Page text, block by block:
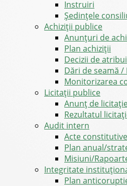
Instruiri
Şedinţele
Achiziții publice
Anunțuri de
Plan achiziții
Decizii de
Dări de seamă /
Monitorizarea
Licitații publice
Anunț de
Rezultatul
Audit intern
Acte constitutive
Plan anual/
Misiuni/
Integritate
Plan